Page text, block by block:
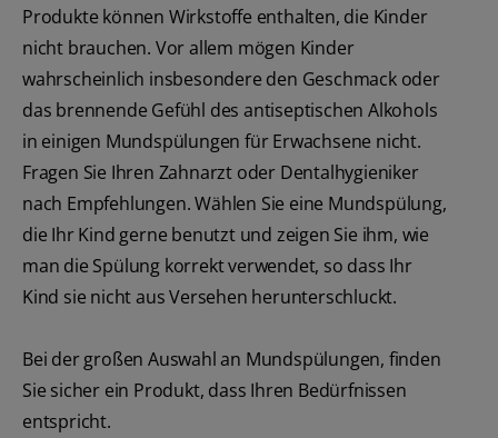
Produkte können Wirkstoffe enthalten, die Kinder
nicht brauchen. Vor allem mögen Kinder
wahrscheinlich insbesondere den Geschmack oder
das brennende Gefühl des antiseptischen Alkohols
in einigen Mundspülungen für Erwachsene nicht.
Fragen Sie Ihren Zahnarzt oder Dentalhygieniker
nach Empfehlungen. Wählen Sie eine Mundspülung,
die Ihr Kind gerne benutzt und zeigen Sie ihm, wie
man die Spülung korrekt verwendet, so dass Ihr
Kind sie nicht aus Versehen herunterschluckt.
Bei der großen Auswahl an Mundspülungen, finden
Sie sicher ein Produkt, dass Ihren Bedürfnissen
entspricht.